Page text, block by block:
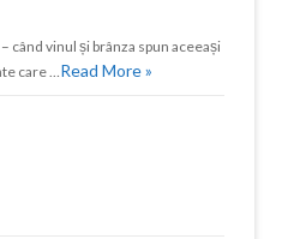
când vinul și brânza spun aceeași
care …Read More »